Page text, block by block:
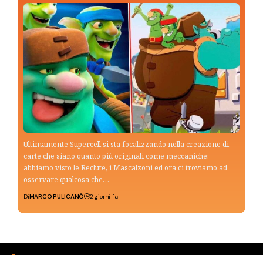
Ultimamente Supercell si sta focalizzando nella creazione di
carte che siano quanto più originali come meccaniche:
abbiamo visto le Reclute, i Mascalzoni ed ora ci troviamo ad
osservare qualcosa che…
DiMARCO PULICANÒ 2 giorni fa